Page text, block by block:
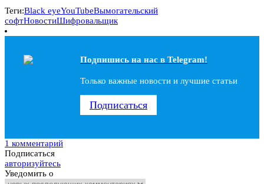
Теги:Black eyeYouTubeВымогательский
софтНовостиШифровальщик
Подпишись на наc в Telegram!
Только важные новости и лучшие статьи
Подписаться
1 комментарий
Подписаться
авторизуйтесь
Уведомить о